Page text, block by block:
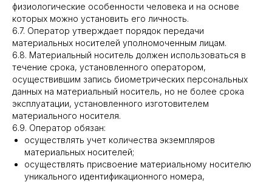
физиологические особенности человека и на основе
которых можно установить его личность.
6.7. Оператор утверждает порядок передачи
материальных носителей уполномоченным лицам.
6.8. Материальный носитель должен использоваться в
течение срока, установленного оператором,
осуществившим запись биометрических персональных
данных на материальный носитель, но не более срока
эксплуатации, установленного изготовителем
материального носителя.
6.9. Оператор обязан:
осуществлять учет количества экземпляров
материальных носителей;
осуществлять присвоение материальному носителю
уникального идентификационного номера,